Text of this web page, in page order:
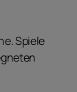
Spiele